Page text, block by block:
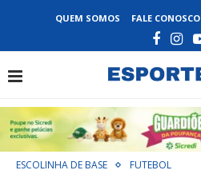
QUEM SOMOS FALE CONOSCO
ESCOLINHA DE BASE FUTEBOL